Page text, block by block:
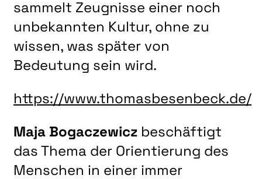
sammelt Zeugnisse einer noch
unbekannten Kultur, ohne zu
wissen, was später von
Bedeutung sein wird.
https://www.thomasbesenbeck.de/
Maja Bogaczewicz beschäftigt
das Thema der Orientierung des
Menschen in einer immer